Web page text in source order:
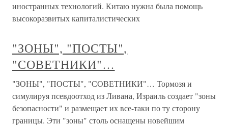
иностранных технологий. Китаю нужна была помощь
высокоразвитых капиталистических
"ЗОНЫ", "ПОСТЫ",
"СОВЕТНИКИ"…
"ЗОНЫ", "ПОСТЫ", "СОВЕТНИКИ"… Тормозя и
симулируя псевдоотход из Ливана, Израиль создает "зоны
безопасности" и размещает их все-таки по ту сторону
границы. Эти "зоны" столь оснащены новейшим